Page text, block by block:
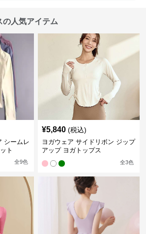
の人気アイテム
シームレ
ト
全9色
¥5,840 (税込)
ヨガウェア サイドリボン ジップ
アップ ヨガトップス
全3色